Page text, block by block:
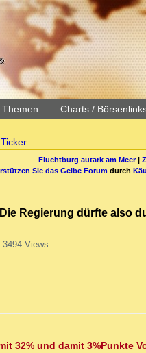
Themen Charts /
Ticker
Fluchtburg autark am Meer|
Sie das Gelbe Forum durch
Regierung dürfte also
3494 Views
32% und damit 3%Punkte